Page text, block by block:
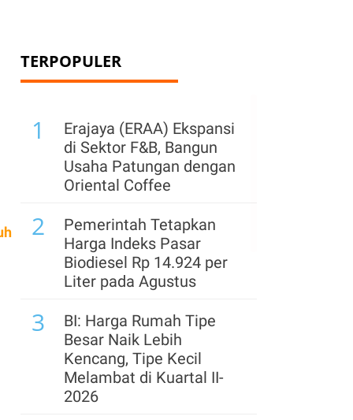
TERPOPULER
1
Erajaya (ERAA) Ekspansi
di Sektor F&B, Bangun
Usaha Patungan dengan
Oriental Coffee
2
Pemerintah Tetapkan
Harga Indeks Pasar
Biodiesel Rp 14.924 per
Liter pada Agustus
3
BI: Harga Rumah Tipe
Besar Naik Lebih
Kencang, Tipe Kecil
Melambat di Kuartal II-
2026